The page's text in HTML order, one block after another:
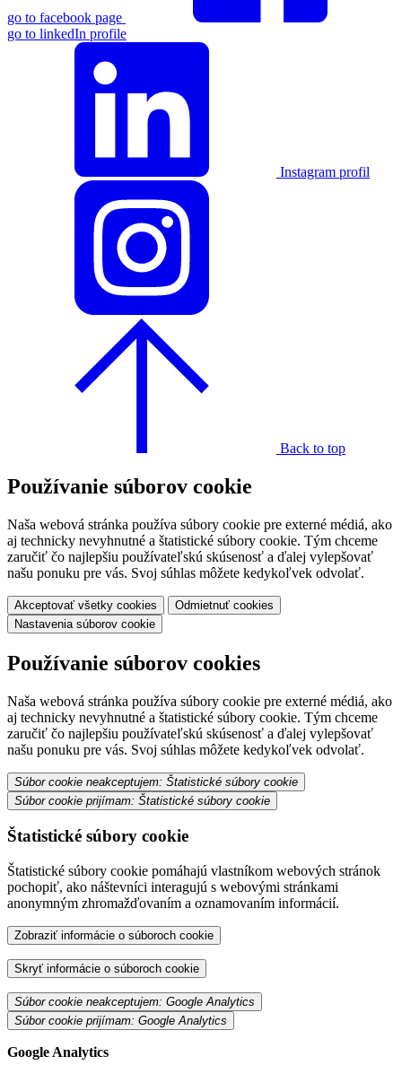
go to facebook page
go to linkedIn profile
Instagram profil
Back to top
Používanie súborov cookie
Naša webová stránka používa súbory cookie pre externé médiá, ako
aj technicky nevyhnutné a štatistické súbory cookie. Tým chceme
zaručiť čo najlepšiu používateľskú skúsenosť a ďalej vylepšovať
našu ponuku pre vás. Svoj súhlas môžete kedykoľvek odvolať.
Akceptovať všetky cookies
Odmietnuť cookies
Nastavenia súborov cookie
Používanie súborov cookies
Naša webová stránka používa súbory cookie pre externé médiá, ako
aj technicky nevyhnutné a štatistické súbory cookie. Tým chceme
zaručiť čo najlepšiu používateľskú skúsenosť a ďalej vylepšovať
našu ponuku pre vás. Svoj súhlas môžete kedykoľvek odvolať.
Súbor cookie neakceptujem: Štatistické súbory cookie
Súbor cookie prijímam: Štatistické súbory cookie
Štatistické súbory cookie
Štatistické súbory cookie pomáhajú vlastníkom webových stránok
pochopiť, ako náštevníci interagujú s webovými stránkami
anonymným zhromažďovaním a oznamovaním informácií.
Zobraziť informácie o súboroch cookie
Skryť informácie o súboroch cookie
Súbor cookie neakceptujem: Google Analytics
Súbor cookie prijímam: Google Analytics
Google Analytics